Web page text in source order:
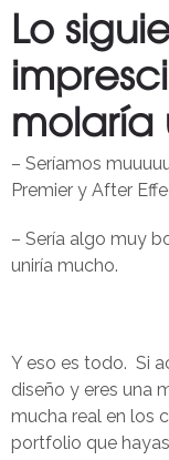
Lo
molaría
– Seríamos
Premier y After
– Sería algo muy
uniría mucho.
Y eso es todo. Si
diseño y eres una
mucha real en los
portfolio que